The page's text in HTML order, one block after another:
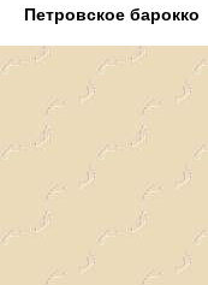
Петровское барокко